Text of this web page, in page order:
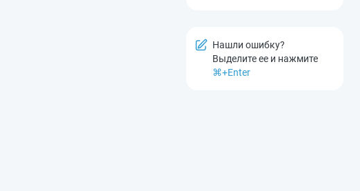
Нашли ошибку?
Выделите ее и нажмите
⌘+Enter